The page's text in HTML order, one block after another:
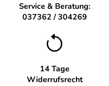
flath@t-
Service & Beratung:
037362 / 304269
14 Tage
Widerrufsrecht